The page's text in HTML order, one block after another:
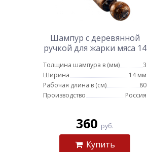
Шампур с деревянной
ручкой для жарки мяса 14
Толщина шампура в (мм)
3
Ширина
14 мм
Рабочая длина в (см)
80
Производство
Россия
360 руб.
Купить